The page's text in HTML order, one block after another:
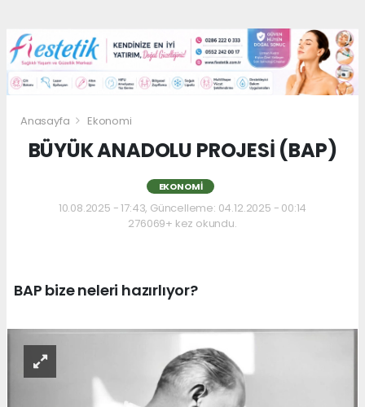
Anasayfa Ekonomi
BÜYÜK ANADOLU PROJESİ (BAP)
EKONOMI
10.08.2025 - 17:43, Güncelleme: 04.12.2025 - 00:14
276069+ kez okundu.
BAP bize neleri hazırlıyor?